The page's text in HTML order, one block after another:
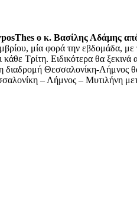
ο κ. Βασίλης Αδάμης
μία φορά την εβδομάδα,
κάθε Τρίτη. Ειδικότερα θα
Θεσσαλονίκη-Λήμνος
– Λήμνος – Μυτιλήνη